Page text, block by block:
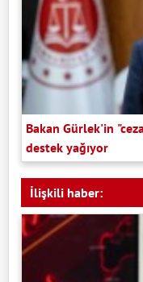
Bakan Gürlek'in
destek yağıyor
İlişkili haber: